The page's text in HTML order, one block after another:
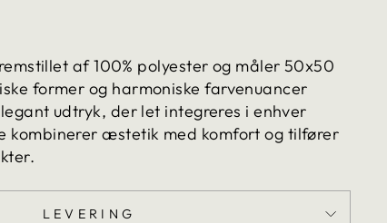
af 100% polyester og måler 50x50
former og harmoniske farvenuancer
udtryk, der let integreres i enhver
kombinerer æstetik med komfort og tilfører
LEVERING